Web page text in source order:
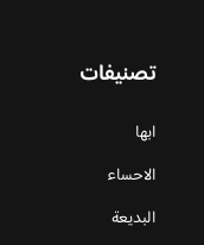
تصنيفات
ابها
الاحساء
البديعة